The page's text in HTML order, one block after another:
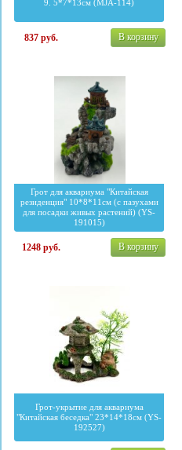
9. 5*7*13см (MJA-114)
837руб. В корзину
Грот для аквариума "Китайская
резиденция" 10*8*11см (с пазухами
для посадки живых растений) (YS-
191015)
1248руб. В корзину
Грот-укрытие для аквариума
"Китайская беседка" 23*14*18см (YS-
192527)